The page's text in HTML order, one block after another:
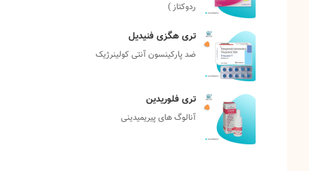
ردوکتاز )
تری هگزی فنیدیل
ضد پارکینسون آنتی کولینرژیک
تری فلوریدین
آنالوگ های پیریمیدینی